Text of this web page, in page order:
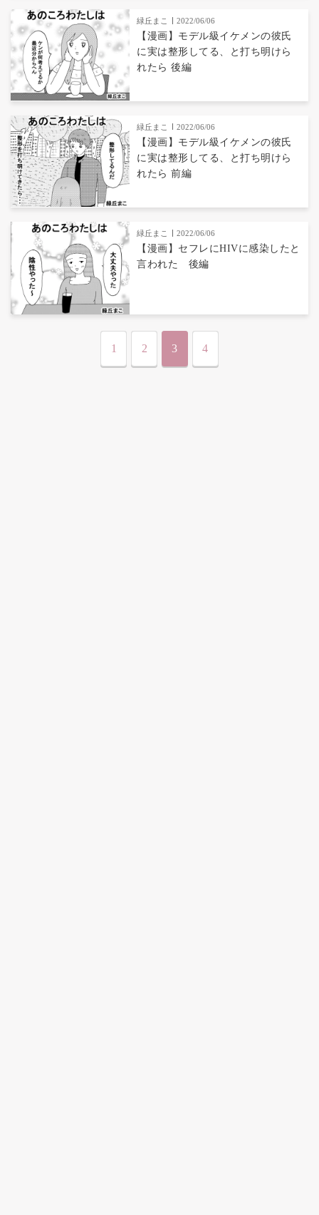
緑丘まこ 2022/06/06
【漫画】モデル級イケメンの彼氏
に実は整形してる、と打ち明けら
れたら 後編
緑丘まこ 2022/06/06
【漫画】モデル級イケメンの彼氏
に実は整形してる、と打ち明けら
れたら 前編
緑丘まこ 2022/06/06
【漫画】セフレにHIVに感染したと
言われた 後編
1 2 3 4